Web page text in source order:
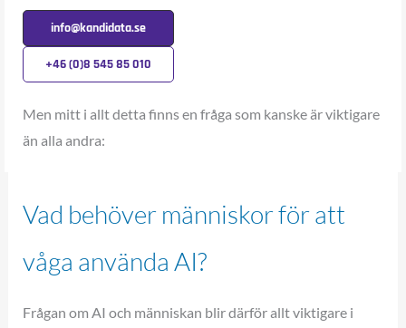
Men mitt i allt detta finns en fråga som kanske är viktigare
än alla andra:
info@kandidata.se
+46 (0)8 545 85 010
Vad behöver människor för att
våga använda AI?
Frågan om AI och människan blir därför allt viktigare i